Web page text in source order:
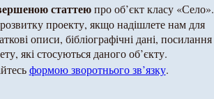
статтеюпро об’єкт класу «Село».
проекту, якщо надішлете нам для
описи, бібліографічні дані, посилання
які стосуються даного об’єкту.
формою зворотнього зв’язку.